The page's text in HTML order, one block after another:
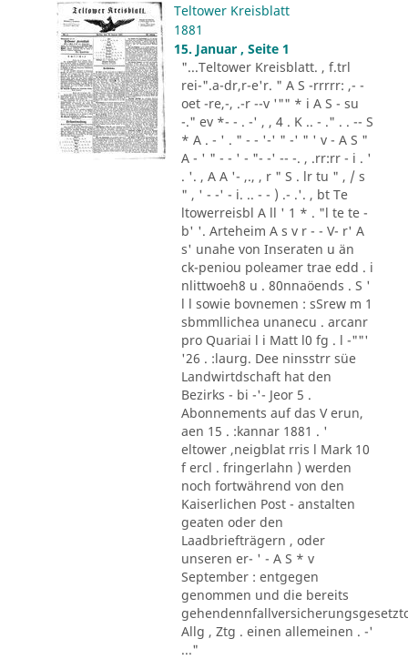
Teltower Kreisblatt
1881
15. Januar , Seite 1
"...Teltower Kreisblatt. , f.trl
rei-".a-dr,r-e'r. " A S -rrrrr: ,- -
oet -re,-, .-r --v '"" * i A S - su
-." ev *- - . -' , , 4 . K .. - ." . . -- S
* A . - ' . " - - '-' " -' " ' v - A S "
A - ' " - - ' - "- -' -- -. , .rr:rr - i . '
. '. , A A '- ,., , r " S . lr tu " , / s
" , ' - -' - i. .. - - ) .- .'. , bt Te
ltowerreisbl A ll ' 1 * . "l te te -
b' '. Arteheim A s v r - - V- r' A
s' unahe von Inseraten u än
ck-peniou poleamer trae edd . i
nlittwoeh8 u . 80nnaöends . S '
l l sowie bovnemen : sSrew m 1
sbmmllichea unanecu . arcanr
pro Quariai l i Matt l0 fg . l -""'
'26 . :laurg. Dee ninsstrr süe
Landwirtdschaft hat den
Bezirks - bi -'- Jeor 5 .
Abonnements auf das V erun,
aen 15 . :kannar 1881 . '
eltower ,neigblat rris l Mark 10
f ercl . fringerlahn ) werden
noch fortwährend von den
Kaiserlichen Post - anstalten
geaten oder den
Laadbriefträgern , oder
unseren er- ' - A S * v
September : entgegen
genommen und die bereits
Allg , Ztg . einen allemeinen . -'
..."